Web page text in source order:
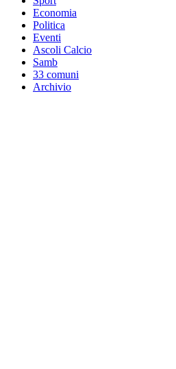
Economia
Politica
Eventi
Ascoli Calcio
Samb
33 comuni
Archivio